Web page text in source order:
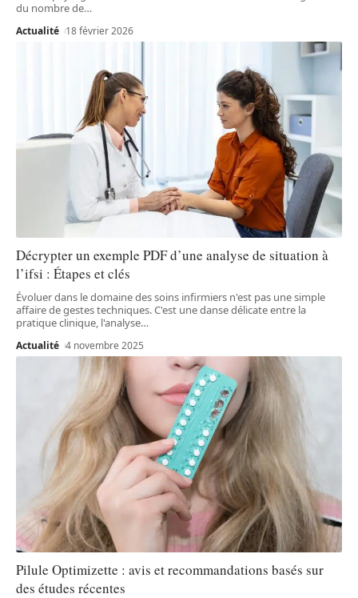
du nombre de…
Actualité 18 février 2026
Décrypter un exemple PDF d’une analyse de situation à
l’ifsi : Étapes et clés
Évoluer dans le domaine des soins infirmiers n'est pas une simple
affaire de gestes techniques. C'est une danse délicate entre la
pratique clinique, l'analyse…
Actualité 4 novembre 2025
Pilule Optimizette : avis et recommandations basés sur
des études récentes